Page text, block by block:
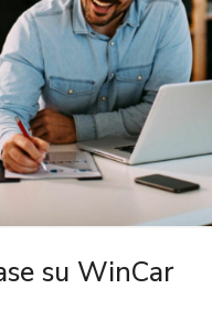
su WinCar